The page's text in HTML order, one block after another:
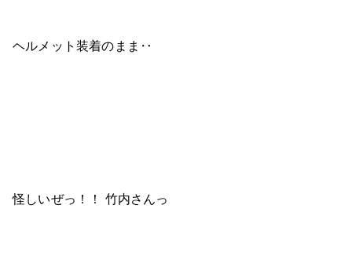
ヘルメット装着のまま‥
怪しいぜっ！！ 竹内さんっ